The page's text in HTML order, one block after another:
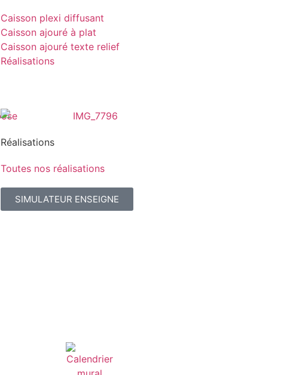
Caisson plexi diffusant
Caisson ajouré à plat
Caisson ajouré texte relief
Réalisations
Réalisations
Toutes nos réalisations
SIMULATEUR ENSEIGNE